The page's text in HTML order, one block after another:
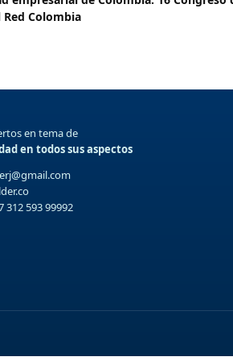
Red Colombia
en tema de
en todos sus aspectos
312 593 99992